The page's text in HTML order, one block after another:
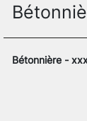
Bétonnière -